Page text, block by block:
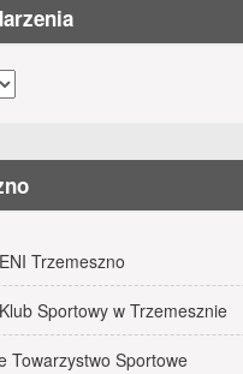
Trzemeszno
Sportowy w Trzemesznie
Towarzystwo Sportowe